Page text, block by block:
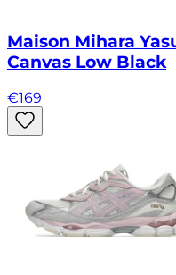
Maison Mihara
Canvas Low Black
€169